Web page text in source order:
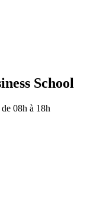
School
08h à 18h